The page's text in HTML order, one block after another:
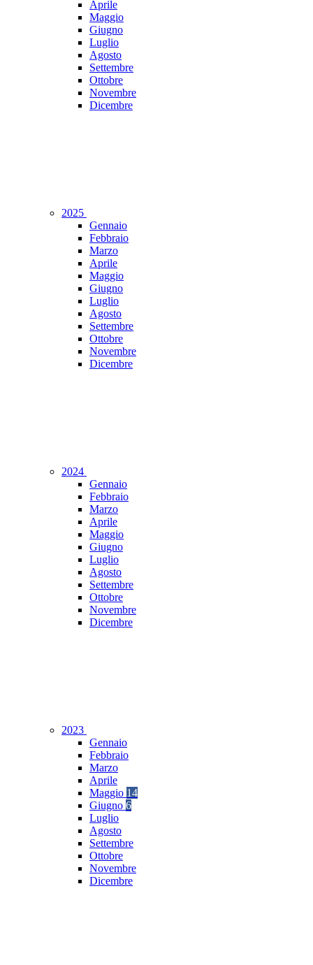
Aprile
Maggio
Giugno
Luglio
Agosto
Settembre
Ottobre
Novembre
Dicembre
2025
Gennaio
Febbraio
Marzo
Aprile
Maggio
Giugno
Luglio
Agosto
Settembre
Ottobre
Novembre
Dicembre
2024
Gennaio
Febbraio
Marzo
Aprile
Maggio
Giugno
Luglio
Agosto
Settembre
Ottobre
Novembre
Dicembre
2023
Gennaio
Febbraio
Marzo
Aprile
Maggio 14
Giugno 6
Luglio
Agosto
Settembre
Ottobre
Novembre
Dicembre